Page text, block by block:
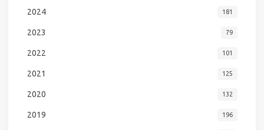
2024 181
2023 79
2022 101
2021 125
2020 132
2019 196